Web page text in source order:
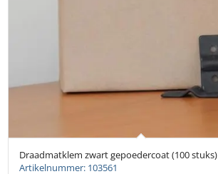
Draadmatklem zwart gepoedercoat (100 stuks)
Artikelnummer: 103561